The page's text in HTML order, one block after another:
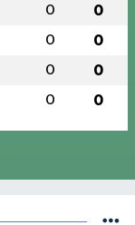
0 0
0 0
0 0
0 0